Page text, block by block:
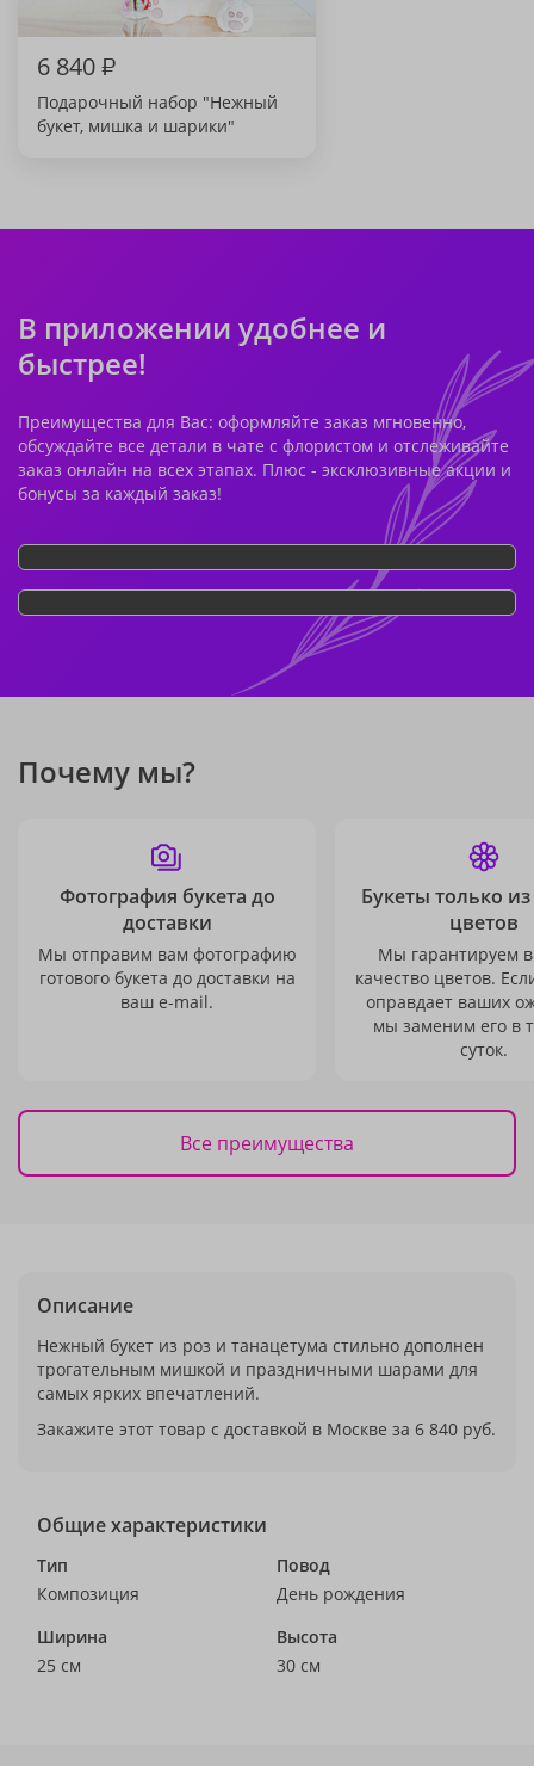
6 840₽
Подарочный набор "Нежный
букет, мишка и шарики"
В приложении удобнее и
быстрее!
Преимущества для Вас: оформляйте заказ мгновенно,
обсуждайте все детали в чате с флористом и отслеживайте
заказ онлайн на всех этапах. Плюс - эксклюзивные акции и
бонусы за каждый заказ!
Почему мы?
Фотография букета до
доставки
Мы отправим вам фотографию
готового букета до доставки на
ваш e-mail.
Букеты только
цветов
Мы гарантируем
качество цветов.
оправдает ваших
мы заменим его в
суток.
Все преимущества
Описание
Нежный букет из роз и танацетума стильно дополнен
трогательным мишкой и праздничными шарами для
самых ярких впечатлений.
Закажите этот товар с доставкой в Москве за 6 840 руб.
Общие характеристики
Тип
Композиция
Повод
День рождения
Ширина
25 см
Высота
30 см